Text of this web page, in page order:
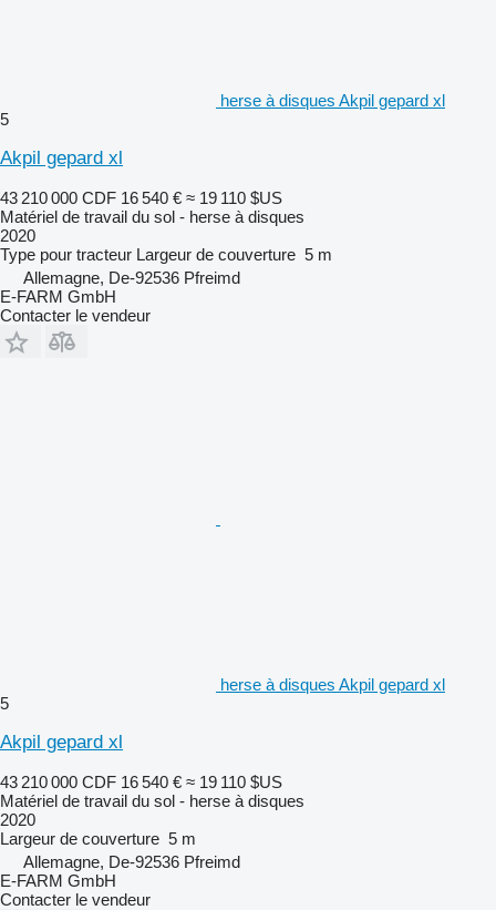
herse à disques Akpil gepard xl
5
Akpil gepard xl
43 210 000 CDF 16 540 € ≈ 19 110 $US
Matériel de travail du sol - herse à disques
2020
Type pour tracteur Largeur de couverture 5 m
Allemagne, De-92536 Pfreimd
E-FARM GmbH
Contacter le vendeur
herse à disques Akpil gepard xl
5
Akpil gepard xl
43 210 000 CDF 16 540 € ≈ 19 110 $US
Matériel de travail du sol - herse à disques
2020
Largeur de couverture 5 m
Allemagne, De-92536 Pfreimd
E-FARM GmbH
Contacter le vendeur